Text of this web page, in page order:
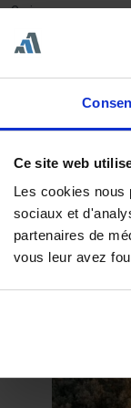
Ce site web
Les cookies nous
sociaux et
partenaires de
vous leur avez
2 niveaux…
à